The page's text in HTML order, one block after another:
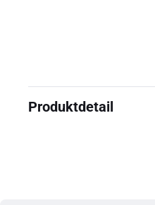
Produktdetail